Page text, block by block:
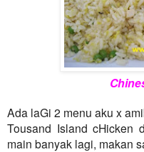
Ada laGi 2 menu aku x
Tousand Island cHicken
main banyak lagi, makan